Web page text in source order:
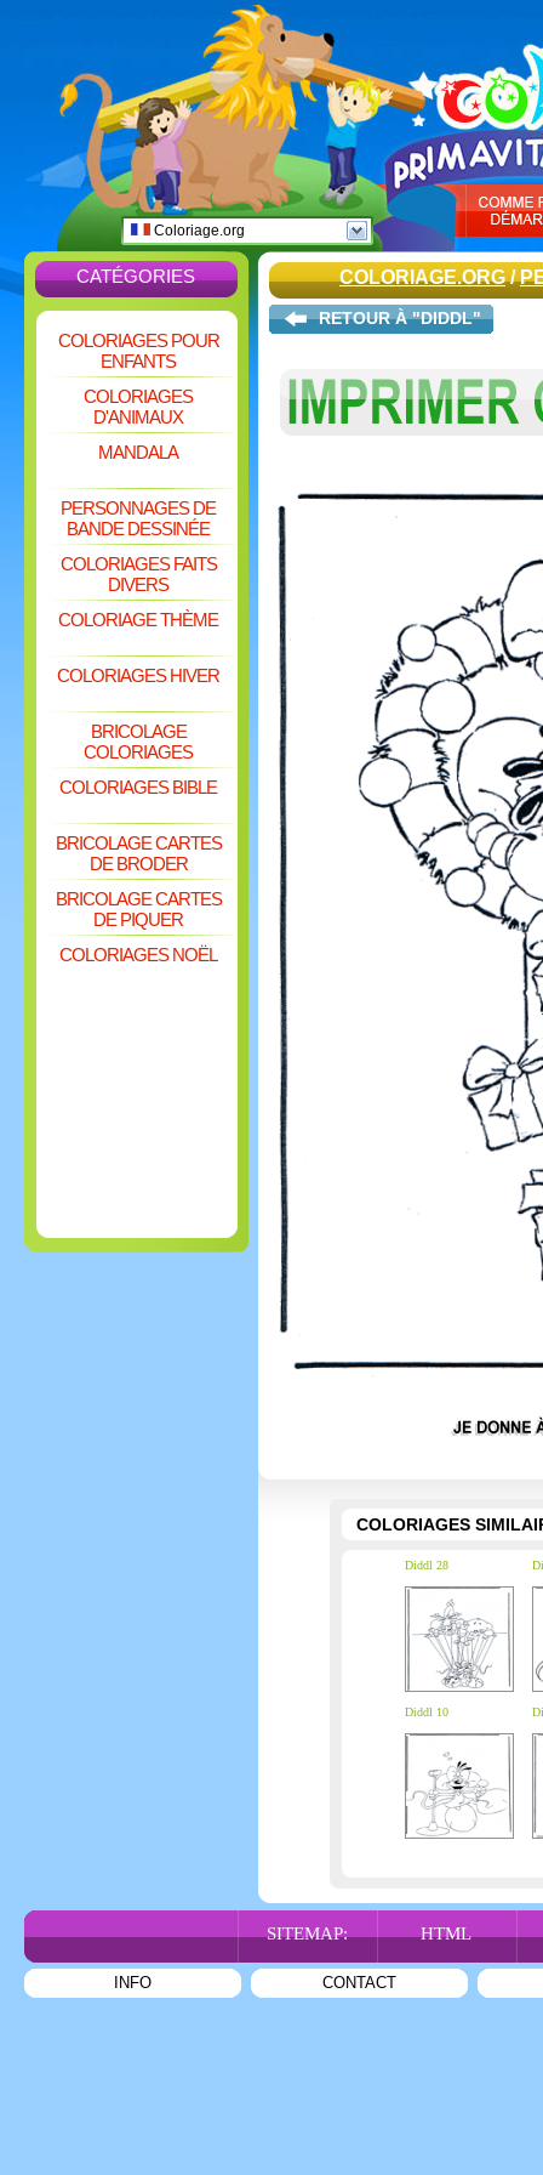
Coloriage.org
CATÉGORIES
COLORIAGES POUR
ENFANTS
COLORIAGES
D'ANIMAUX
MANDALA
PERSONNAGES DE
BANDE DESSINÉE
COLORIAGES FAITS
DIVERS
COLORIAGE THÈME
COLORIAGES HIVER
BRICOLAGE
COLORIAGES
COLORIAGES BIBLE
BRICOLAGE CARTES
DE BRODER
BRICOLAGE CARTES
DE PIQUER
COLORIAGES NOËL
COLORIAGE.ORG/
RETOUR À "DIDDL"
COLORIAGES
Diddl 28
Diddl 10
SITEMAP: HTML
INFO CONTACT